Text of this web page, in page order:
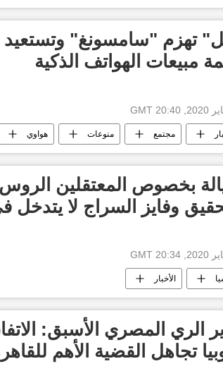
تهزم "سامسونغ" وتستعيد
مبيعات الهواتف الذكية
مجتمع منوعات هواوي
آبل شركة سامسونج
بخصوص المعتقلين
وفايز السراج لا
الأخبار
الري المصري الأسبق:
تجاهل القضية الأهم